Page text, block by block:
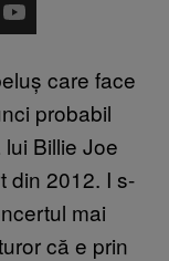
care face
probabil
Billie Joe
din 2012. I s-
mai
că e prin